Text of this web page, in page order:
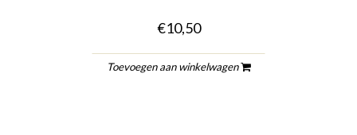
€10,50
Toevoegen aan winkelwagen